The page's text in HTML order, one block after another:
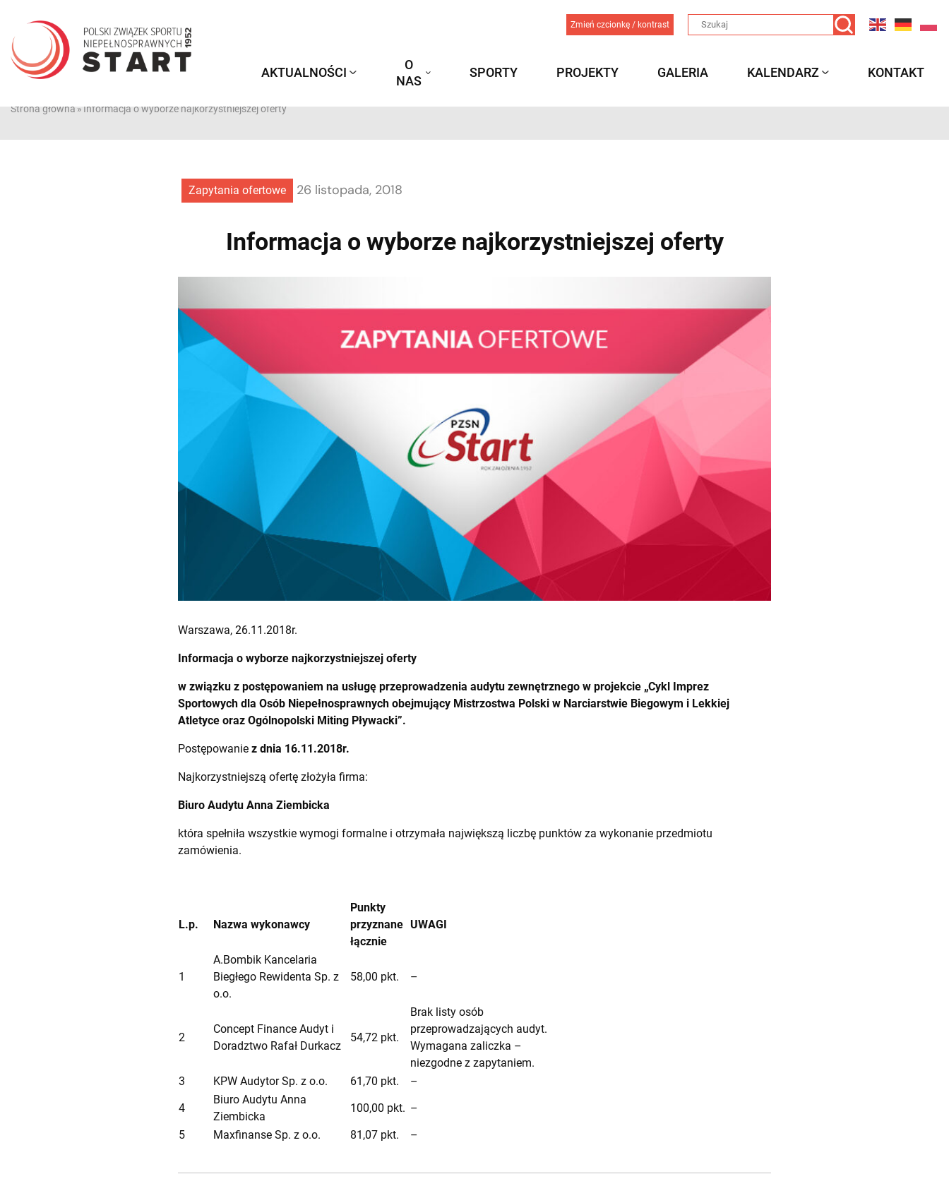
treści
Zmień czcionkę / kontrast
AKTUALNOŚCI
O
NAS
SPORTY PROJEKTY GALERIA KALENDARZ KONTAKT
Strona główna»Informacja o wyborze najkorzystniejszej oferty
Zapytania ofertowe 26 listopada, 2018
Informacja o wyborze najkorzystniejszej oferty
Warszawa, 26.11.2018r.
Informacja o wyborze najkorzystniejszej oferty
w związku z postępowaniem na usługę przeprowadzenia audytu zewnętrznego w projekcie „Cykl Imprez
Sportowych dla Osób Niepełnosprawnych obejmujący Mistrzostwa Polski w Narciarstwie Biegowym i Lekkiej
Atletyce oraz Ogólnopolski Miting Pływacki”.
Postępowanie z dnia 16.11.2018r.
Najkorzystniejszą ofertę złożyła firma:
Biuro Audytu Anna Ziembicka
która spełniła wszystkie wymogi formalne i otrzymała największą liczbę punktów za wykonanie przedmiotu
zamówienia.
L.p. Nazwa wykonawcy
Punkty
przyznane
łącznie
UWAGI
1
A.Bombik Kancelaria
Biegłego Rewidenta Sp. z
o.o.
58,00 pkt. –
2
Concept Finance Audyt i
Doradztwo Rafał Durkacz
54,72 pkt.
Brak listy osób
przeprowadzających audyt.
Wymagana zaliczka –
niezgodne z zapytaniem.
3
KPW Audytor Sp. z o.o. 61,70 pkt.
–
4
Biuro Audytu Anna
Ziembicka
100,00 pkt. –
5
Maxfinanse Sp. z o.o. 81,07 pkt. –